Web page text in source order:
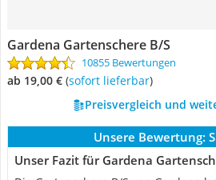
Gardena Gartenschere B/S
10855 Bewertungen
ab 19,00 € ( Sofort lieferbar)
Preisvergleich und
Unsere Bewertung:
Unser Fazit für Gardena